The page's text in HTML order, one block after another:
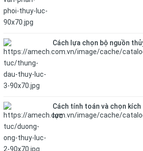
Cách lựa chọn bộ nguồn
Cách tính toán và chọn
lực